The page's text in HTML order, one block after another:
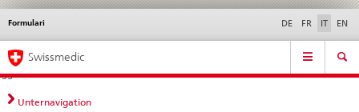
Navigazione
diretta:
novità,
aspetti
Novità &
norme
Contatto | Supporto &
aiuto
Formulari DE FR IT EN
Service
Navigation
Swissmedic
Unternavigation